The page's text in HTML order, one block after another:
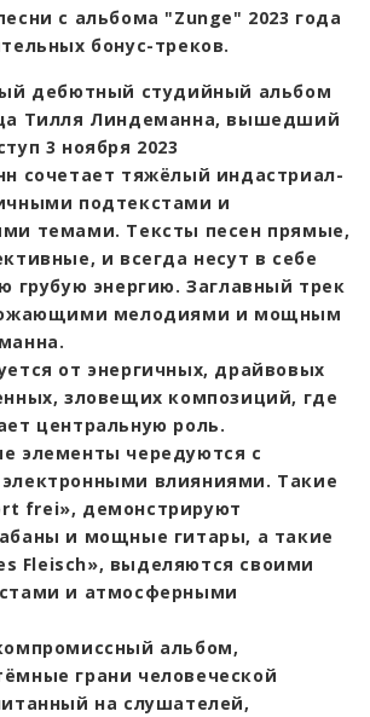
с альбома "Zunge" 2023 года
бонус-треков.
дебютный студийный альбом
Тилля Линдеманна, вышедший
3 ноября 2023
сочетает тяжёлый индастриал-
подтекстами и
темами. Тексты песен прямые,
и всегда несут в себе
грубую энергию. Заглавный трек
мелодиями и мощным
от энергичных, драйвовых
зловещих композиций, где
центральную роль.
элементы чередуются с
влияниями. Такие
frei», демонстрируют
и мощные гитары, а такие
Fleisch», выделяются своими
и атмосферными
альбом,
грани человеческой
на слушателей,